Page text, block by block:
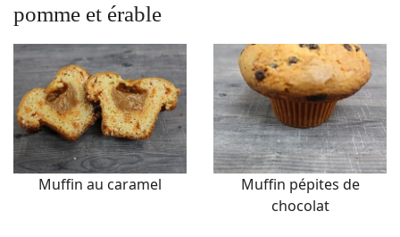
pomme et érable
Muffin au caramel
Muffin pépites de
chocolat